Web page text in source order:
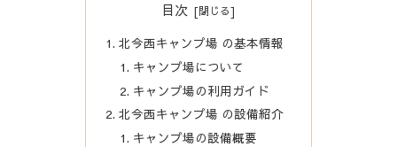
目次
北今西キャンプ場 の基本情報
キャンプ場について
キャンプ場の利用ガイド
北今西キャンプ場 の設備紹介
キャンプ場の設備概要